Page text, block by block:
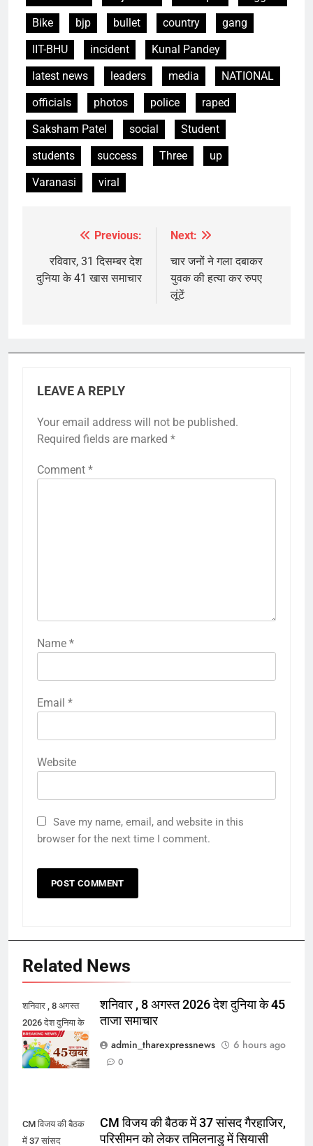
Bike
bjp bullet country
gang
IIT-BHU
incident
Kunal Pandey
latest news
leaders media
NATIONAL
officials
photos police
raped
Saksham Patel
social
Student
students
success Three
up
Varanasi
viral
navigation
Previous:
रविवार, 31 दिसम्बर देश
दुनिया के 41 खास समाचार
Next:
चार जनों ने गला दबाकर
युवक की हत्या कर रुपए
लूंटें
LEAVE A REPLY
Your email address will not be published.
Required fields are marked *
Comment *
Name *
Email *
Website
Save my name, email, and website in this
browser for the next time I comment.
Related News
शनिवार , 8 अगस्त
2026 देश दुनिया के
45 ताजा समाचार
शनिवार , 8 अगस्त 2026 देश दुनिया के 45
ताजा समाचार
admin_tharexpressnews
6 hours ago
0
CM विजय की बैठक
में 37 सांसद
CM विजय की बैठक में 37 सांसद गैरहाजिर,
परिसीमन को लेकर तमिलनाडु में सियासी